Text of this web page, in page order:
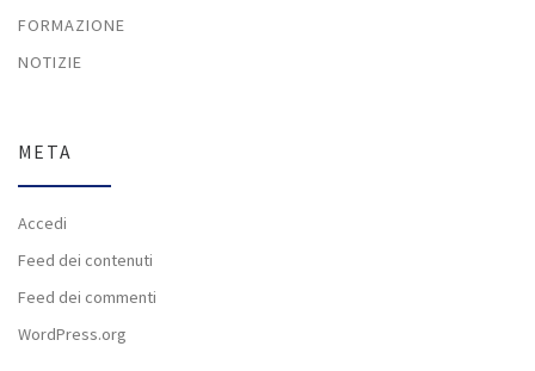
FORMAZIONE
NOTIZIE
META
Accedi
Feed dei contenuti
Feed dei commenti
WordPress.org